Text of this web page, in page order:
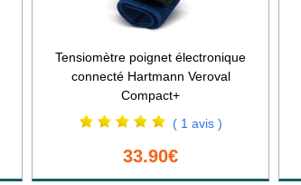
Tensiomètre poignet électronique
connecté Hartmann Veroval
Compact+
( 1 avis )
33.90€